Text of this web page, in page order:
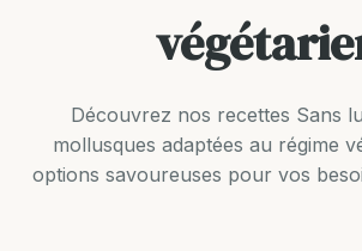
Découvrez nos recettes Sans
mollusques adaptées au régime
options savoureuses pour vos